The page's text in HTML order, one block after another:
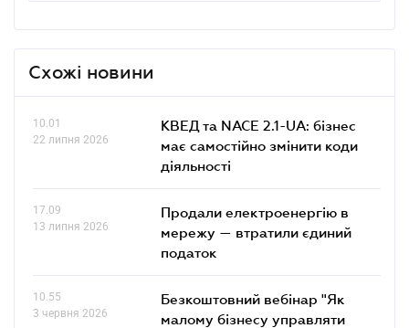
Схожі новини
10.01
22 липня 2026
КВЕД та NACE 2.1-UA: бізнес
має самостійно змінити коди
діяльності
17.09
13 липня 2026
Продали електроенергію в
мережу — втратили єдиний
податок
10.55
3 червня 2026
Безкоштовний вебінар "Як
малому бізнесу управляти